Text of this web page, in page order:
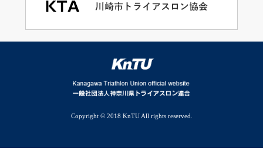
Copyright © 2018 KnTU All rights reserved.